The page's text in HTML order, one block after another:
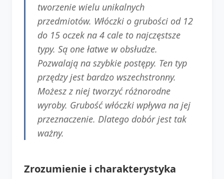
tworzenie wielu unikalnych
przedmiotów. Włóczki o grubości od 12
do 15 oczek na 4 cale to najczęstsze
typy. Są one łatwe w obsłudze.
Pozwalają na szybkie postępy. Ten typ
przędzy jest bardzo wszechstronny.
Możesz z niej tworzyć różnorodne
wyroby. Grubość włóczki wpływa na jej
przeznaczenie. Dlatego dobór jest tak
ważny.
Zrozumienie i charakterystyka